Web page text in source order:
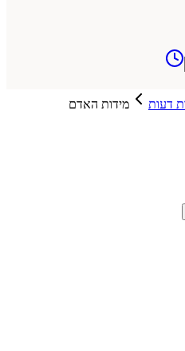
מידות האדם